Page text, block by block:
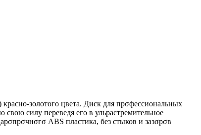
золотого цвета. Диск для прσфессиональных
силу переведя его в ульрастремительное
ABS пластика, без стыков и зазσрσв